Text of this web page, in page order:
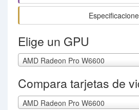
Elige un GPU
AMD Radeon Pro W6600
Compara tarjetas de
AMD Radeon Pro W6600